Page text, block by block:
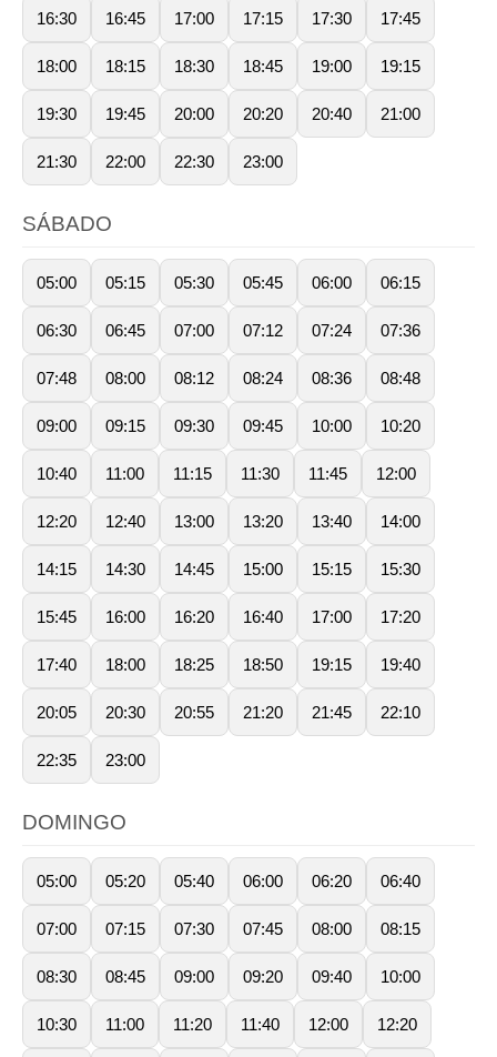
16:30 16:45 17:00 17:15 17:30 17:45
18:00 18:15 18:30 18:45 19:00 19:15
19:30 19:45 20:00 20:20 20:40 21:00
21:30 22:00 22:30 23:00
SÁBADO
05:00 05:15 05:30 05:45 06:00 06:15
06:30 06:45 07:00 07:12 07:24 07:36
07:48 08:00 08:12 08:24 08:36 08:48
09:00 09:15 09:30 09:45 10:00 10:20
10:40 11:00 11:15 11:30 11:45 12:00
12:20 12:40 13:00 13:20 13:40 14:00
14:15 14:30 14:45 15:00 15:15 15:30
15:45 16:00 16:20 16:40 17:00 17:20
17:40 18:00 18:25 18:50 19:15 19:40
20:05 20:30 20:55 21:20 21:45 22:10
22:35 23:00
DOMINGO
05:00 05:20 05:40 06:00 06:20 06:40
07:00 07:15 07:30 07:45 08:00 08:15
08:30 08:45 09:00 09:20 09:40 10:00
10:30 11:00 11:20 11:40 12:00 12:20